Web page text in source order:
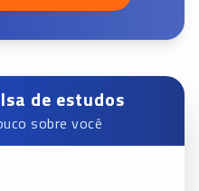
de estudos
sobre você